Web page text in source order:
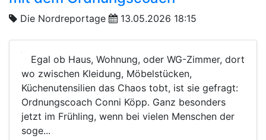
Die Nordreportage 13.05.2026 18:15
Egal ob Haus, Wohnung, oder WG-Zimmer, dort
wo zwischen Kleidung, Möbelstücken,
Küchenutensilien das Chaos tobt, ist sie gefragt:
Ordnungscoach Conni Köpp. Ganz besonders
jetzt im Frühling, wenn bei vielen Menschen der
soge...